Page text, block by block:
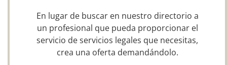
En lugar de buscar en nuestro directorio a
un profesional que pueda proporcionar el
servicio de servicios legales que necesitas,
crea una oferta demandándolo.